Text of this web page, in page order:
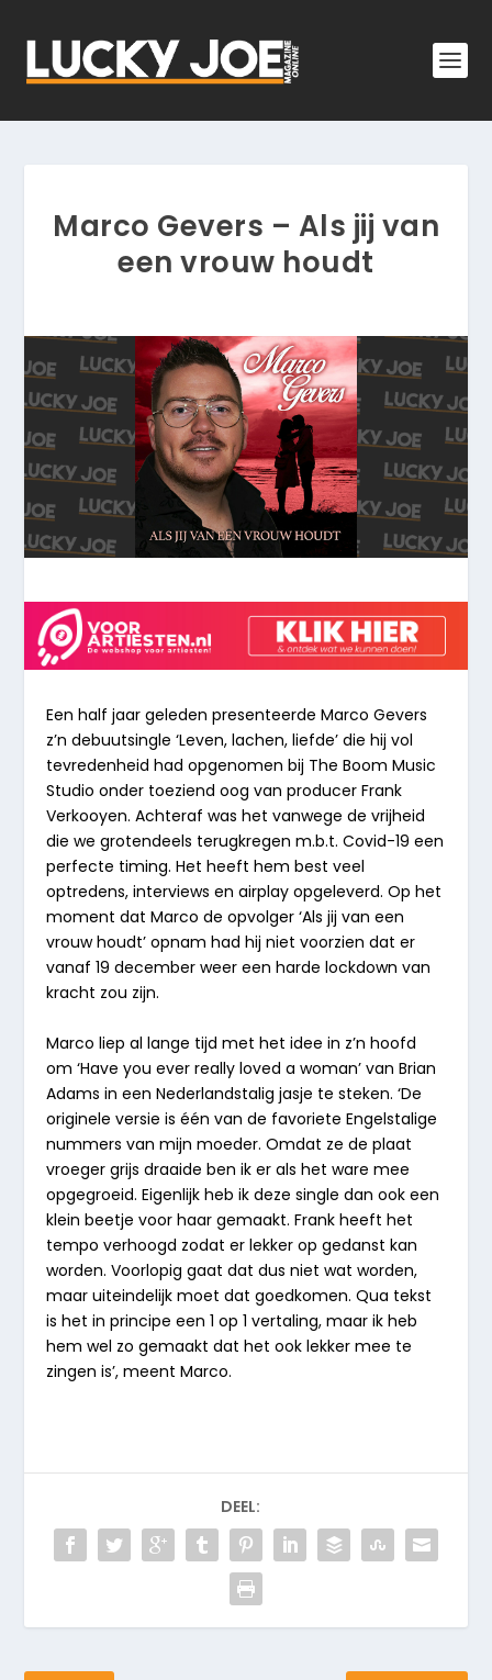
Marco Gevers – Als jij van
een vrouw houdt
Een half jaar geleden presenteerde Marco Gevers
z’n debuutsingle ‘Leven, lachen, liefde’ die hij vol
tevredenheid had opgenomen bij The Boom Music
Studio onder toeziend oog van producer Frank
Verkooyen. Achteraf was het vanwege de vrijheid
die we grotendeels terugkregen m.b.t. Covid-19 een
perfecte timing. Het heeft hem best veel
optredens, interviews en airplay opgeleverd. Op het
moment dat Marco de opvolger ‘Als jij van een
vrouw houdt’ opnam had hij niet voorzien dat er
vanaf 19 december weer een harde lockdown van
kracht zou zijn.
Marco liep al lange tijd met het idee in z’n hoofd
om ‘Have you ever really loved a woman’ van Brian
Adams in een Nederlandstalig jasje te steken. ‘De
originele versie is één van de favoriete Engelstalige
nummers van mijn moeder. Omdat ze de plaat
vroeger grijs draaide ben ik er als het ware mee
opgegroeid. Eigenlijk heb ik deze single dan ook een
klein beetje voor haar gemaakt. Frank heeft het
tempo verhoogd zodat er lekker op gedanst kan
worden. Voorlopig gaat dat dus niet wat worden,
maar uiteindelijk moet dat goedkomen. Qua tekst
is het in principe een 1 op 1 vertaling, maar ik heb
hem wel zo gemaakt dat het ook lekker mee te
zingen is’, meent Marco.
DEEL: